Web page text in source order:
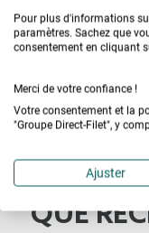
ventsur Direct
solutions pour
Toute la sélection
QUE
Pour plus d'informations
paramètres. Sachez que
consentement en cliquant
Merci de votre confiance !
Votre consentement et la
"Groupe Direct-Filet", y
Ajuster